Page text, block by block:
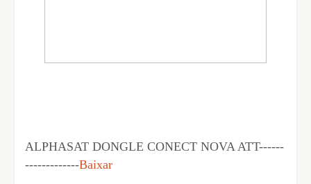
ALPHASAT DONGLE CONECT NOVA ATT------
-------------Baixar